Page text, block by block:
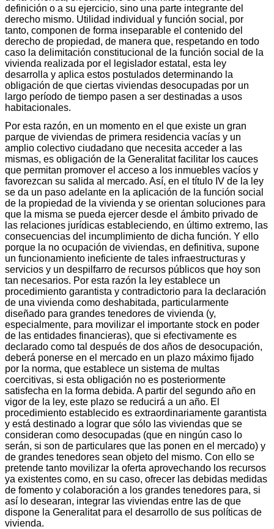
definición o a su ejercicio, sino una parte integrante del
derecho mismo. Utilidad individual y función social, por
tanto, componen de forma inseparable el contenido del
derecho de propiedad, de manera que, respetando en todo
caso la delimitación constitucional de la función social de la
vivienda realizada por el legislador estatal, esta ley
desarrolla y aplica estos postulados determinando la
obligación de que ciertas viviendas desocupadas por un
largo período de tiempo pasen a ser destinadas a usos
habitacionales.
Por esta razón, en un momento en el que existe un gran
parque de viviendas de primera residencia vacías y un
amplio colectivo ciudadano que necesita acceder a las
mismas, es obligación de la Generalitat facilitar los cauces
que permitan promover el acceso a los inmuebles vacíos y
favorezcan su salida al mercado. Así, en el título IV de la ley
se da un paso adelante en la aplicación de la función social
de la propiedad de la vivienda y se orientan soluciones para
que la misma se pueda ejercer desde el ámbito privado de
las relaciones jurídicas estableciendo, en último extremo, las
consecuencias del incumplimiento de dicha función. Y ello
porque la no ocupación de viviendas, en definitiva, supone
un funcionamiento ineficiente de tales infraestructuras y
servicios y un despilfarro de recursos públicos que hoy son
tan necesarios. Por esta razón la ley establece un
procedimiento garantista y contradictorio para la declaración
de una vivienda como deshabitada, particularmente
diseñado para grandes tenedores de vivienda (y,
especialmente, para movilizar el importante stock en poder
de las entidades financieras), que si efectivamente es
declarado como tal después de dos años de desocupación,
deberá ponerse en el mercado en un plazo máximo fijado
por la norma, que establece un sistema de multas
coercitivas, si esta obligación no es posteriormente
satisfecha en la forma debida. A partir del segundo año en
vigor de la ley, este plazo se reducirá a un año. El
procedimiento establecido es extraordinariamente garantista
y está destinado a lograr que sólo las viviendas que se
consideran como desocupadas (que en ningún caso lo
serán, si son de particulares que las ponen en el mercado) y
de grandes tenedores sean objeto del mismo. Con ello se
pretende tanto movilizar la oferta aprovechando los recursos
ya existentes como, en su caso, ofrecer las debidas medidas
de fomento y colaboración a los grandes tenedores para, si
así lo desearan, integrar las viviendas entre las de que
dispone la Generalitat para el desarrollo de sus políticas de
vivienda.